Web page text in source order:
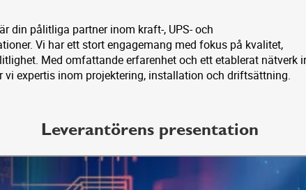
din pålitliga partner inom kraft-, UPS- och
Vi har ett stort engagemang med fokus på kvalitet,
Med omfattande erfarenhet och ett etablerat nätverk
vi expertis inom projektering, installation och driftsättning.
Leverantörens presentation